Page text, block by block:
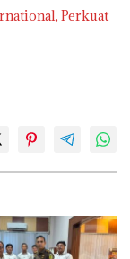
Perkuat